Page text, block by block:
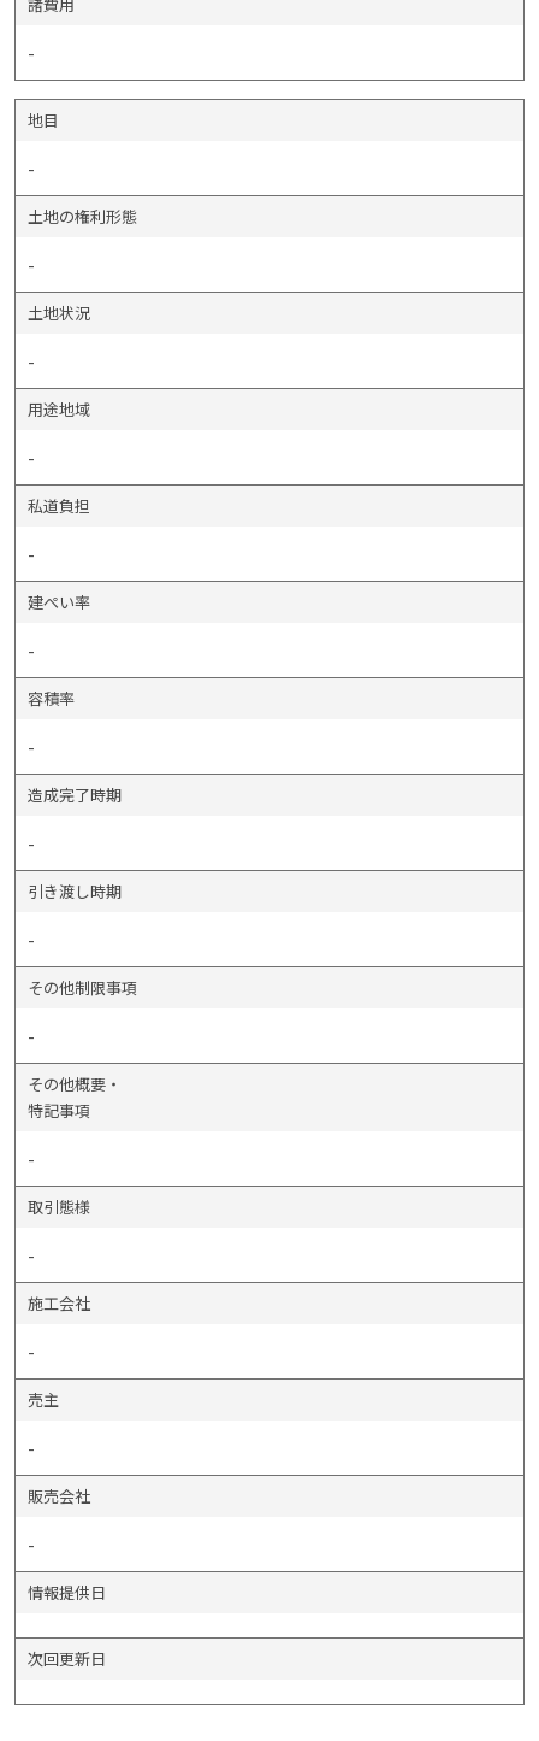
-
地目
-
土地の権利形態
-
土地状況
-
用途地域
-
私道負担
-
建ぺい率
-
容積率
-
造成完了時期
-
引き渡し時期
-
その他制限事項
-
その他概要・
特記事項
-
取引態様
-
施工会社
-
売主
-
販売会社
-
情報提供日
次回更新日